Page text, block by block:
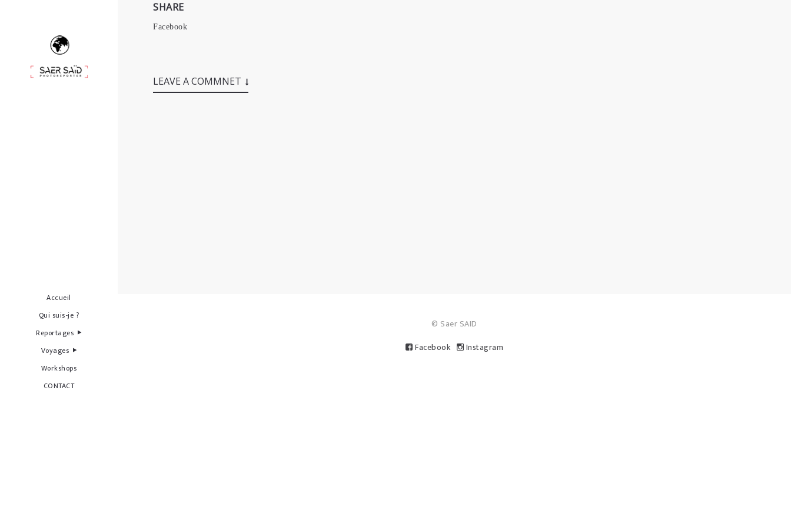
Accueil
Qui suis-je ?
Reportages
Voyages
Workshops
CONTACT
SHARE
Facebook
LEAVE A COMMNET
© Saer SAID
Facebook
Instagram